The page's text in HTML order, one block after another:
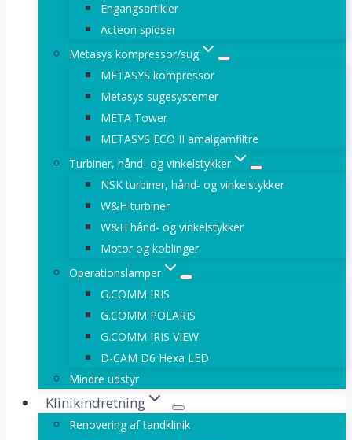
Engangsartikler
Acteon spidser
Metasys kompressor/sug
METASYS kompressor
Metasys sugesystemer
META Tower
METASYS ECO II amalgamfiltre
Turbiner, hånd- og vinkelstykker
NSK turbiner, hånd- og vinkelstykker
W&H turbiner
W&H hånd- og vinkelstykker
Motor og koblinger
Operationslamper
G.COMM IRIS
G.COMM POLARIS
G.COMM IRIS VIEW
D-CAM D6 Hexa LED
Mindre udstyr
Klinikindretning
Renovering af tandklinik